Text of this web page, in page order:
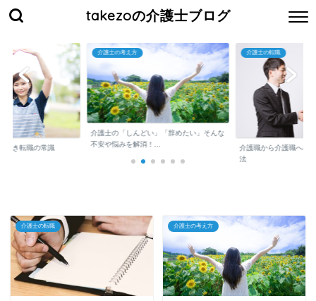
takezoの介護士ブログ
べき転職の常識
介護士の考え方
介護士の「しんどい」「辞めたい」そんな
不安や悩みを解消！...
介護士の転職
介護職から介護職への
法
介護士の転職 介護士の考え方